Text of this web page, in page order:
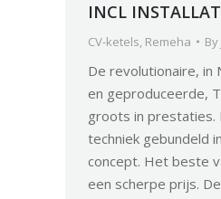
INCL
CV-ketels, Remeha By
De revolutionaire, in
en geproduceerde,
groots in prestaties.
techniek gebundeld
concept. Het beste
een scherpe prijs.